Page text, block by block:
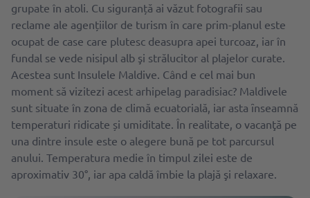
grupate în atoli. Cu siguranță ai văzut fotografii sau
reclame ale agențiilor de turism în care prim-planul este
ocupat de case care plutesc deasupra apei turcoaz, iar în
fundal se vede nisipul alb şi strălucitor al plajelor curate.
Acestea sunt Insulele Maldive. Când e cel mai bun
moment să vizitezi acest arhipelag paradisiac? Maldivele
sunt situate în zona de climă ecuatorială, iar asta ȋnseamnă
temperaturi ridicate și umiditate. În realitate, o vacanţă pe
una dintre insule este o alegere bună pe tot parcursul
anului. Temperatura medie în timpul zilei este de
aproximativ 30°, iar apa caldă îmbie la plajă şi relaxare.